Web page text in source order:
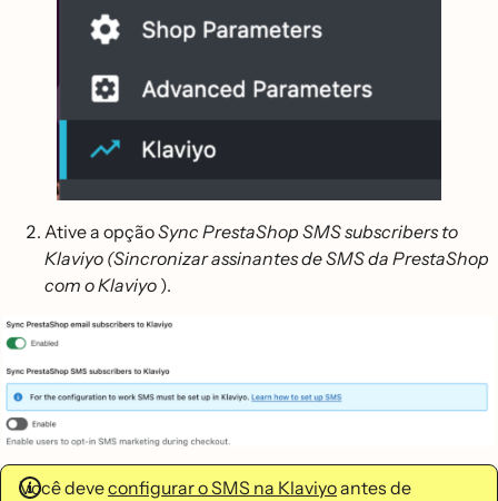
Ative a opçãoSync PrestaShop SMS subscribers to
Klaviyo (Sincronizar assinantes de SMS da PrestaShop
com o Klaviyo ).
Você deveconfigurar o SMS na Klaviyoantes de